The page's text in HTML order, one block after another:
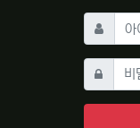
아이디 필
비밀번호